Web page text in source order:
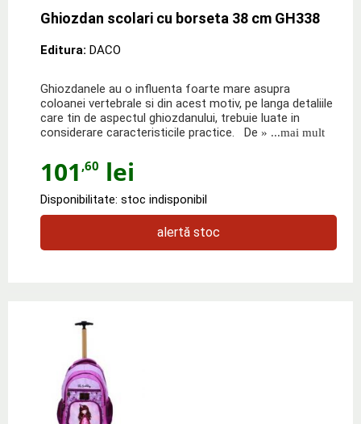
Ghiozdan scolari cu borseta 38 cm GH338
Editura: DACO
Ghiozdanele au o influenta foarte mare asupra
coloanei vertebrale si din acest motiv, pe langa detaliile
care tin de aspectul ghiozdanului, trebuie luate in
considerare caracteristicile practice. De » ...mai mult
101 ,60 lei
Disponibilitate: stoc indisponibil
alertă stoc